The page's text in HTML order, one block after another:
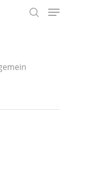
Menu